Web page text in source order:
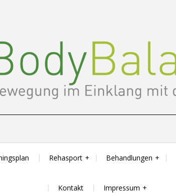
Rehasport Behandlungen
Kontakt Impressum